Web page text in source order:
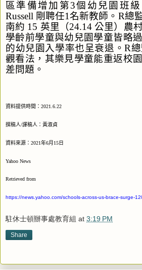
區準備增加第3個幼兒園班級
Russell 剛聘任1名新教師。 R總
南約 15 英里（24.14 公里）農
學齡前學童與幼兒園學童皆略
的幼兒園入學率也呈衰退 。R
觀看法 ，其樂見學童能重返校
差問題 。
資料提供時間： 2021.6.22
撰稿人/譯稿人：黃淑貞
資料來源： 2021年6月 15日
Yahoo News
Retrieved from
https://news.yahoo.com/schools-across-us-brace-surge-
駐休士頓辦事處教育組 at 3:19 PM
Share